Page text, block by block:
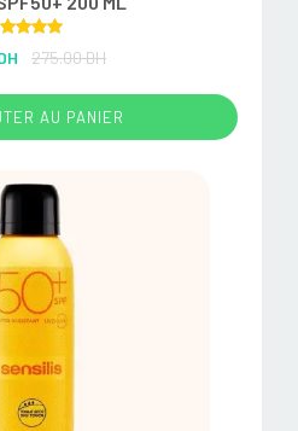
out of 5275.00 DH
AU PANIER